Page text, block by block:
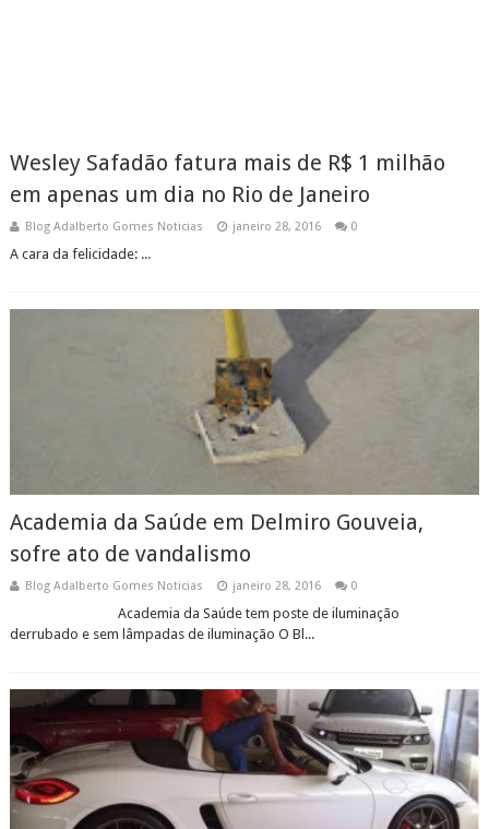
Wesley Safadão fatura mais de R$ 1 milhão
em apenas um dia no Rio de Janeiro
Blog Adalberto Gomes Noticias janeiro 28, 2016 0
A cara da felicidade: ...
Academia da Saúde em Delmiro Gouveia,
sofre ato de vandalismo
Blog Adalberto Gomes Noticias janeiro 28, 2016 0
Academia da Saúde tem poste de iluminação
derrubado e sem lâmpadas de iluminação O Bl...